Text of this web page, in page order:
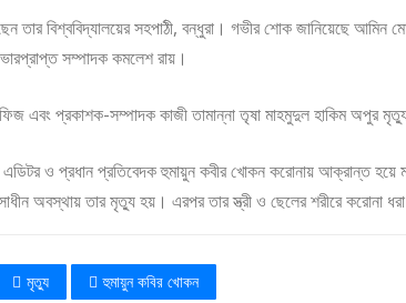
তার বিশ্ববিদ্যালয়ের সহপাঠী, বন্ধুরা। গভীর শোক জানিয়েছে আমিন
সম্পাদক কমলেশ রায়।
এবং প্রকাশক-সম্পাদক কাজী তামান্না তৃষা মাহমুদুল হাকিম অপুর
ও প্রধান প্রতিবেদক হুমায়ুন কবীর খোকন করোনায় আক্রান্ত হয়ে
অবস্থায় তার মৃত্যু হয়। এরপর তার স্ত্রী ও ছেলের শরীরে করোনা
মৃত্যু হুমায়ুন কবির খোকন